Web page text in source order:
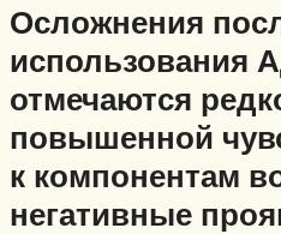
Осложнения
использования
отмечаются
повышенной
к компонентам
негативные